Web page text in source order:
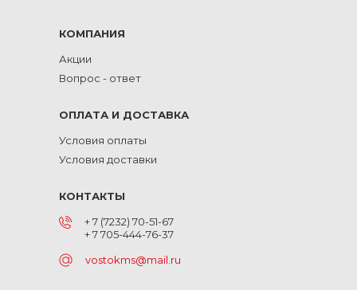
КОМПАНИЯ
Акции
Вопрос - ответ
ОПЛАТА И ДОСТАВКА
Условия оплаты
Условия доставки
КОНТАКТЫ
+ 7 (7232) 70-51-67
+ 7 705-444-76-37
vostokms@mail.ru